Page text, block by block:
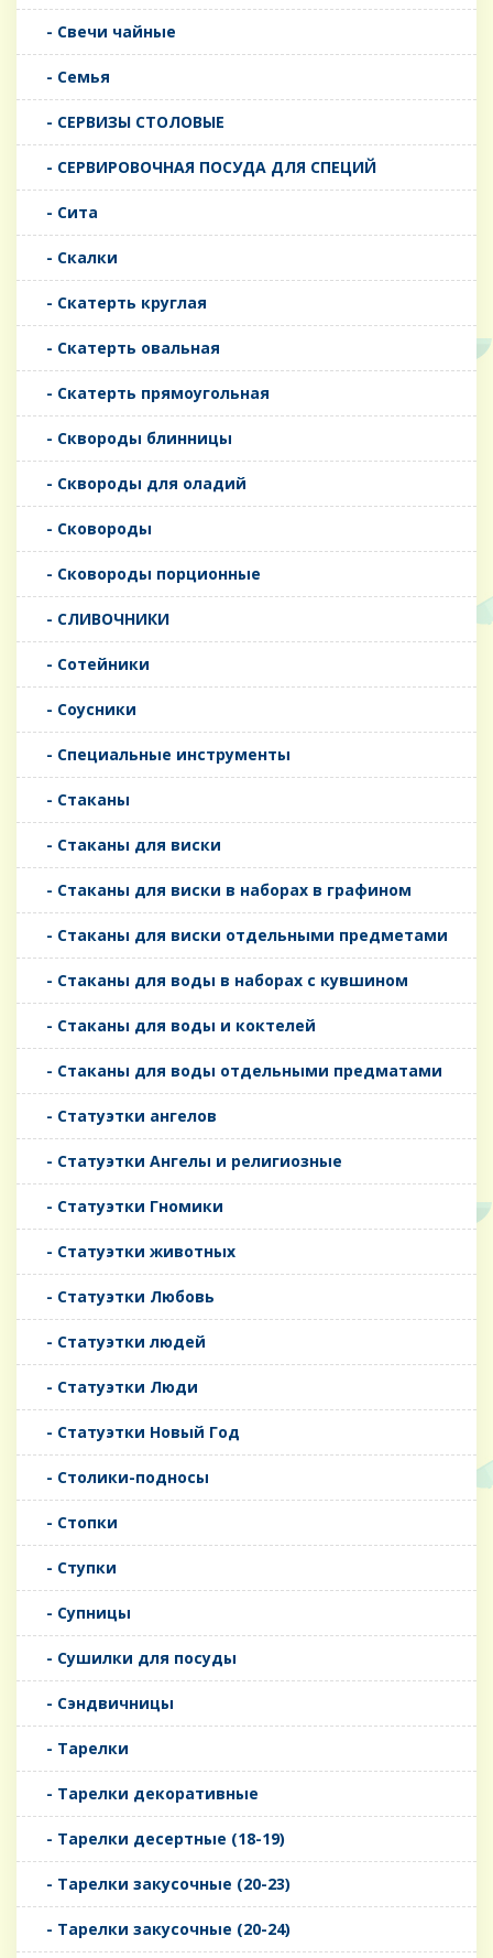
- Свечи чайные
- Семья
- СЕРВИЗЫ СТОЛОВЫЕ
- СЕРВИРОВОЧНАЯ ПОСУДА ДЛЯ СПЕЦИЙ
- Сита
- Скалки
- Скатерть круглая
- Скатерть овальная
- Скатерть прямоугольная
- Сквороды блинницы
- Сквороды для оладий
- Сковороды
- Сковороды порционные
- СЛИВОЧНИКИ
- Сотейники
- Соусники
- Специальные инструменты
- Стаканы
- Стаканы для виски
- Стаканы для виски в наборах в графином
- Стаканы для виски отдельными предметами
- Стаканы для воды в наборах с кувшином
- Стаканы для воды и коктелей
- Стаканы для воды отдельными предматами
- Статуэтки ангелов
- Статуэтки Ангелы и религиозные
- Статуэтки Гномики
- Статуэтки животных
- Статуэтки Любовь
- Статуэтки людей
- Статуэтки Люди
- Статуэтки Новый Год
- Столики-подносы
- Стопки
- Ступки
- Супницы
- Сушилки для посуды
- Сэндвичницы
- Тарелки
- Тарелки декоративные
- Тарелки десертные (18-19)
- Тарелки закусочные (20-23)
- Тарелки закусочные (20-24)